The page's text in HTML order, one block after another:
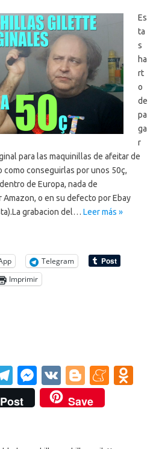
Es
ta
s
ha
rt
o
de
pa
ga
r
para las maquinillas de afeitar de
como conseguirlas por unos 50ç,
de Europa, nada de
Amazon, o en su defecto por Ebay
grabacion del… Leer más »
Telegram
Imprimir
T
el
e
M
es
se
V
K
Bl
o
g
M
Post Save